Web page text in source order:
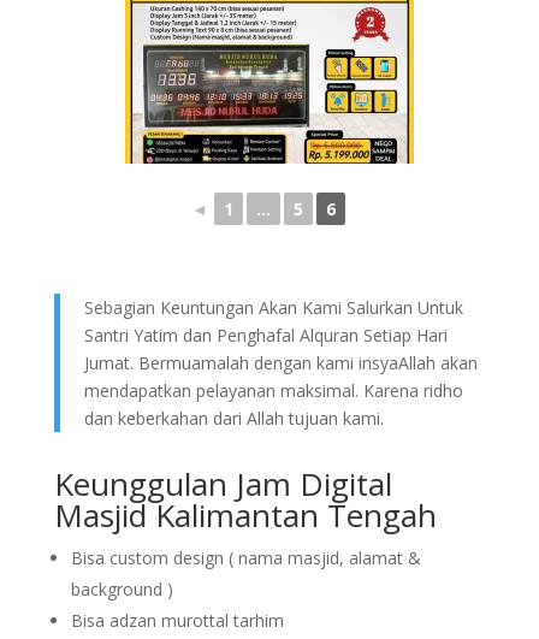
◄ 1 ... 5 6
Sebagian Keuntungan Akan Kami Salurkan Untuk
Santri Yatim dan Penghafal Alquran Setiap Hari
Jumat. Bermuamalah dengan kami insyaAllah akan
mendapatkan pelayanan maksimal. Karena ridho
dan keberkahan dari Allah tujuan kami.
Keunggulan Jam Digital
Masjid Kalimantan Tengah
Bisa custom design ( nama masjid, alamat &
background )
Bisa adzan murottal tarhim